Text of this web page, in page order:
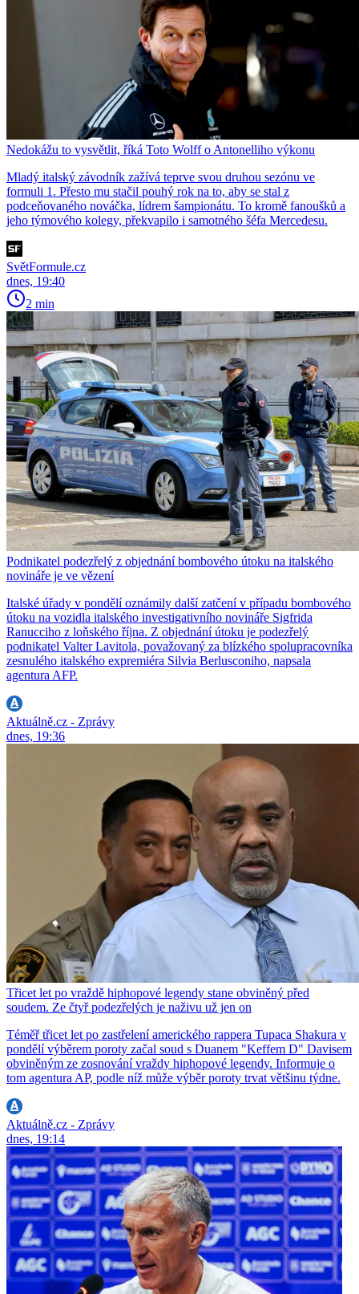
Nedokážu to vysvětlit, říká Toto Wolff o Antonelliho výkonu
Mladý italský závodník zažívá teprve svou druhou sezónu ve
formuli 1. Přesto mu stačil pouhý rok na to, aby se stal z
podceňovaného nováčka, lídrem šampionátu. To kromě fanoušků a
jeho týmového kolegy, překvapilo i samotného šéfa Mercedesu.
SvětFormule.cz
dnes, 19:40
2 min
Podnikatel podezřelý z objednání bombového útoku na italského
novináře je ve vězení
Italské úřady v pondělí oznámily další zatčení v případu bombového
útoku na vozidla italského investigativního novináře Sigfrida
Ranucciho z loňského října. Z objednání útoku je podezřelý
podnikatel Valter Lavitola, považovaný za blízkého spolupracovníka
zesnulého italského expremiéra Silvia Berlusconiho, napsala
agentura AFP.
Aktuálně.cz - Zprávy
dnes, 19:36
Třicet let po vraždě hiphopové legendy stane obviněný před
soudem. Ze čtyř podezřelých je naživu už jen on
Téměř třicet let po zastřelení amerického rappera Tupaca Shakura v
pondělí výběrem poroty začal soud s Duanem "Keffem D" Davisem
obviněným ze zosnování vraždy hiphopové legendy. Informuje o
tom agentura AP, podle níž může výběr poroty trvat většinu týdne.
Aktuálně.cz - Zprávy
dnes, 19:14